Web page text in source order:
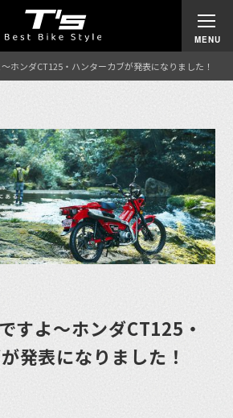
ホンダCT125・ハンターカブが発表になりました！
すよ〜ホンダCT125・
発表になりました！